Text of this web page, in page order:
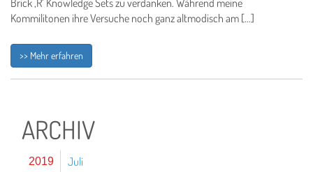
Brick ‚R‘ Knowledge Sets zu verdanken. Während meine
Kommilitonen ihre Versuche noch ganz altmodisch am […]
>> Mehr erfahren
ARCHIV
2019
Juli